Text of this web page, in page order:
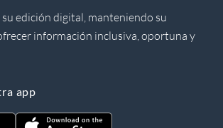
su edición digital, manteniendo su
información inclusiva, oportuna y
app